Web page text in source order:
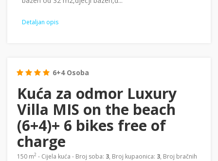
Detaljan opis
6+4 Osoba
Kuća za odmor Luxury
Villa MIS on the beach
(6+4)+ 6 bikes free of
charge
150 m2 - Cijela kuća - Broj soba: 3, Broj kupaonica: 3, Broj bračnih